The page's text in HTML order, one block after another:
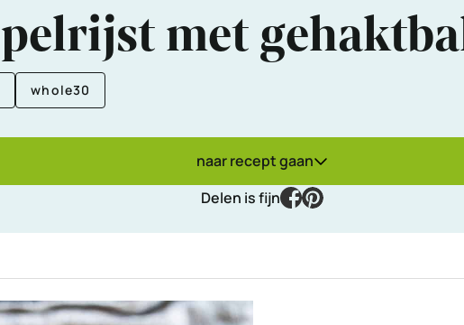
met
whole30
naar recept gaan
Delen is fijn
facebook
pinterest